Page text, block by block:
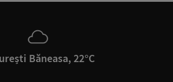
Băneasa, 22°C